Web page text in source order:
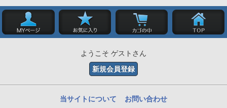
ようこそ ゲストさん
新規会員登録
当サイトについて お問い合わせ